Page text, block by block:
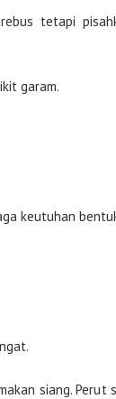
tetapi
garam.
keutuhan
siang.